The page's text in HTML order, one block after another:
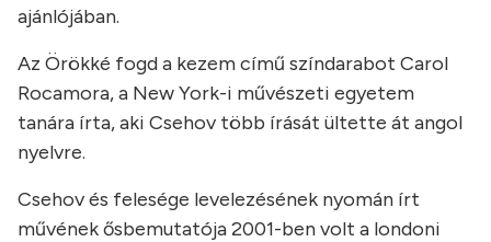
ajánlójában.
Az Örökké fogd a kezem című színdarabot Carol
Rocamora, a New York-i művészeti egyetem
tanára írta, aki Csehov több írását ültette át angol
nyelvre.
Csehov és felesége levelezésének nyomán írt
művének ősbemutatója 2001-ben volt a londoni